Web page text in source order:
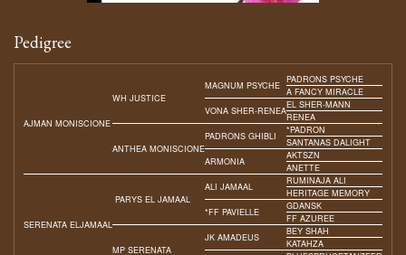
Pedigree
AJMAN MONISCIONE
WH JUSTICE
MAGNUM PSYCHE
PADRONS PSYCHE
A FANCY MIRACLE
VONA SHER-RENEA
EL SHER-MANN
RENEA
ANTHEA MONISCIONE
PADRONS GHIBLI
*PADRON
SANTANAS DALIGHT
ARMONIA
AKTSZN
ANETTE
SERENATA ELJAMAAL
PARYS EL JAMAAL
ALI JAMAAL
RUMINAJA ALI
HERITAGE MEMORY
*FF PAVIELLE
GDANSK
FF AZUREE
MP SERENATA
JK AMADEUS
BEY SHAH
KATAHZA